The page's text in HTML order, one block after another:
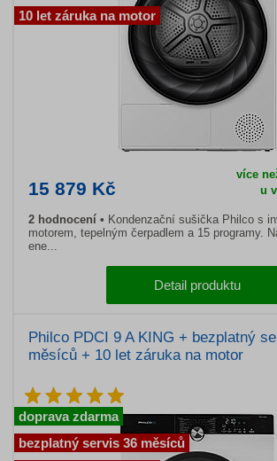
15 879 Kč
více
u
2 hodnocení
Kondenzační sušička Philco s
motorem, tepelným čerpadlem a 15 programy.
ene...
Detail produktu
10 let záruka na motor
Philco PDCI 9 A KING + bezplatný
měsíců + 10 let záruka na motor
doprava zdarma
bezplatný servis 36 měsíců